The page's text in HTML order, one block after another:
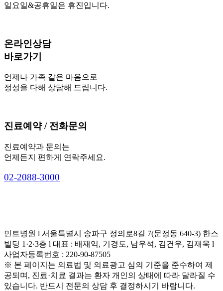
일요일&공휴일은 휴진입니다.
온라인상담
바로가기
언제나 가족 같은 마음으로
정성을 다해 상담해 드립니다.
진료예약 / 전화문의
진료예약과 문의는
언제든지 편하게 연락주세요.
02-2088-3000
민트병원 l 서울특별시 송파구 정의로8길 7(문정동 640-3) 한스
빌딩 1·2·3층 l 대표 : 배재익, 기경도, 남우석, 김건우, 김재욱 l
사업자등록번호 : 220-90-87505
※ 본 페이지는 의료법 및 의료광고 심의 기준을 준수하여 제
공되며, 진료·치료 결과는 환자 개인의 상태에 따라 달라질 수
있습니다. 반드시 전문의 상담 후 결정하시기 바랍니다.